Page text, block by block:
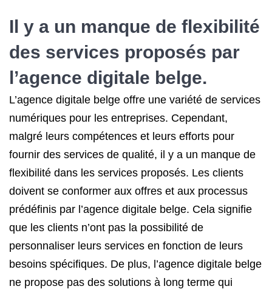
Il y a un manque de flexibilité
des services proposés par
l’agence digitale belge.
L’agence digitale belge offre une variété de services
numériques pour les entreprises. Cependant,
malgré leurs compétences et leurs efforts pour
fournir des services de qualité, il y a un manque de
flexibilité dans les services proposés. Les clients
doivent se conformer aux offres et aux processus
prédéfinis par l’agence digitale belge. Cela signifie
que les clients n’ont pas la possibilité de
personnaliser leurs services en fonction de leurs
besoins spécifiques. De plus, l’agence digitale belge
ne propose pas des solutions à long terme qui